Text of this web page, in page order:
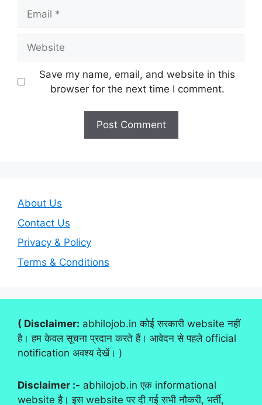
Save my name, email, and website in this
browser for the next time I comment.
About Us
Contact Us
Privacy & Policy
Terms & Conditions
( Disclaimer: abhilojob.in कोई सरकारी website नहीं
है। हम केवल सूचना प्रदान करते हैं। आवेदन से पहले official
notification अवश्य देखें। )
Disclaimer :- abhilojob.in एक informational
website है। इस website पर दी गई सभी नौकरी, भर्ती,